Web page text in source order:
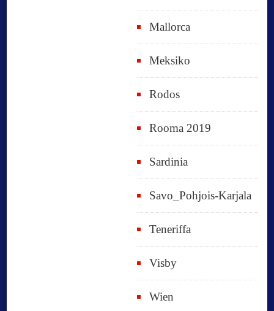
Mallorca
Meksiko
Rodos
Rooma 2019
Sardinia
Savo_Pohjois-Karjala
Teneriffa
Visby
Wien